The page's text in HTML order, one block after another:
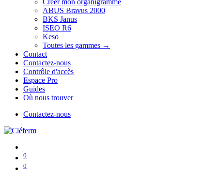
ABUS Bravus 2000
BKS Janus
ISEO R6
Keso
Toutes les gammes →
Contact
Contactez-nous
Contrôle d'accès
Espace Pro
Guides
Où nous trouver
Contactez-nous
0
0